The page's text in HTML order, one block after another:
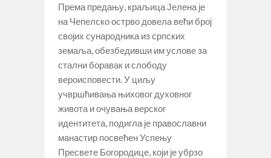
Према предању, краљица Јелена је
на Чепелско острво довела већи број
својих сународника из српских
земаља, обезбедивши им услове за
стални боравак и слободу
вероисповести. У циљу
учвршћивања њиховог духовног
живота и очувања верског
идентитета, подигла је православни
манастир посвећен Успењу
Пресвете Богородице, који је убрзо